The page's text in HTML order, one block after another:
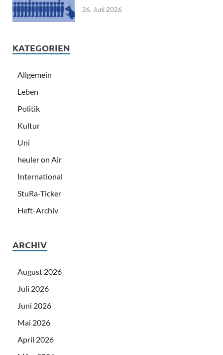
26. Juni 2026
KATEGORIEN
Allgemein
Leben
Politik
Kultur
Uni
heuler on Air
International
StuRa-Ticker
Heft-Archiv
ARCHIV
August 2026
Juli 2026
Juni 2026
Mai 2026
April 2026